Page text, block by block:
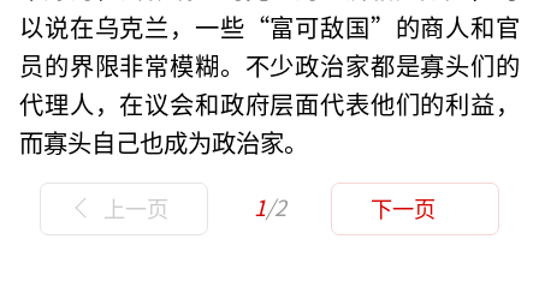
以说在乌克兰，一些“富可敌国”的商人和官
员的界限非常模糊。不少政治家都是寡头们的
代理人，在议会和政府层面代表他们的利益，
而寡头自己也成为政治家。
上一页 1/2 下一页